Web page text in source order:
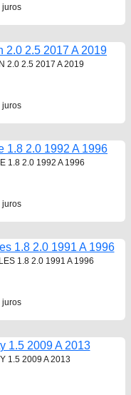
juros
2.0 2.5 2017 A 2019
juros
1.8 2.0 1992 A 1996
juros
1.8 2.0 1991 A 1996
juros
1.5 2009 A 2013